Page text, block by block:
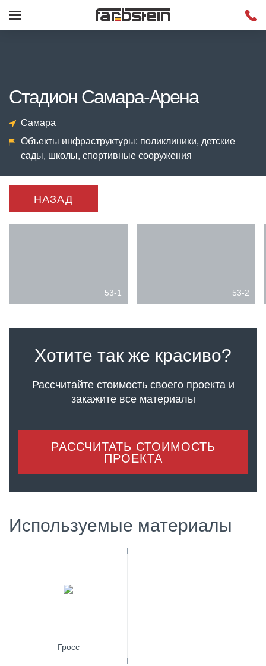
Стадион Самара-Арена
Самара
Объекты инфраструктуры: поликлиники, детские
сады, школы, спортивные сооружения
НАЗАД
53-1 53-2
Хотите так же красиво?
Рассчитайте стоимость своего проектаи
закажите все материалы
РАССЧИТАТЬ СТОИМОСТЬ
ПРОЕКТА
Используемые материалы
Гросс